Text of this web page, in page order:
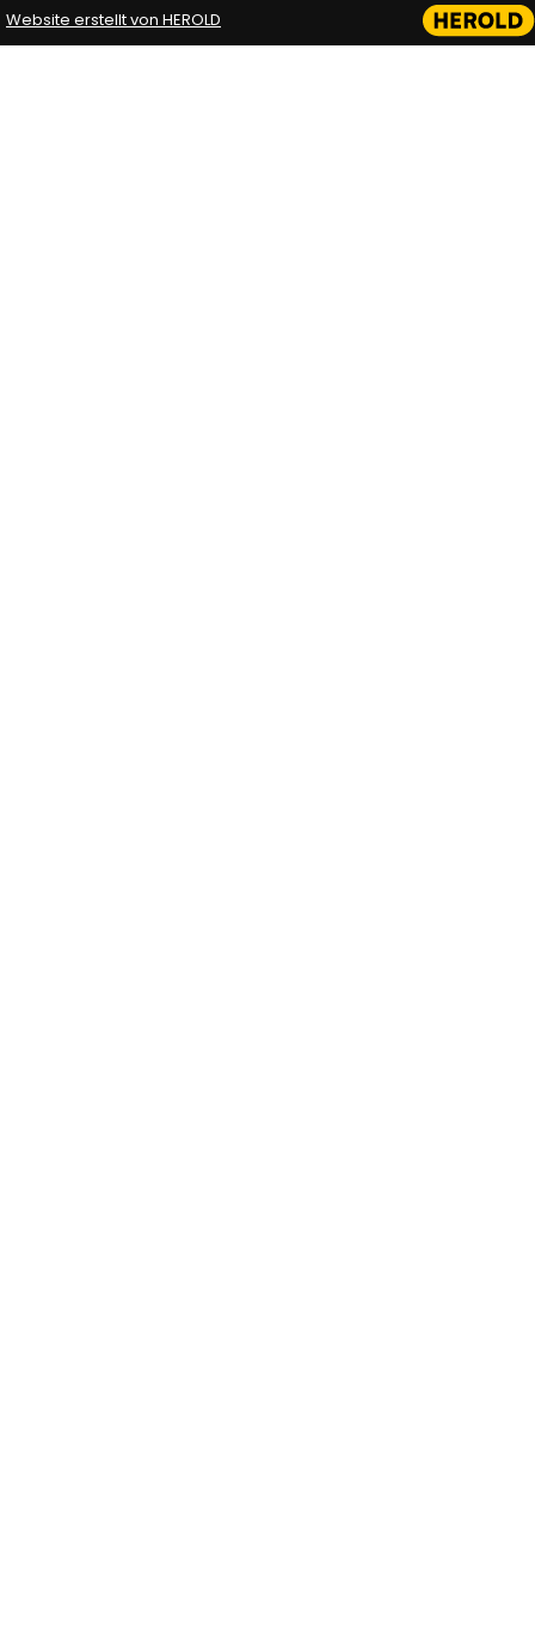
Website erstellt von HEROLD